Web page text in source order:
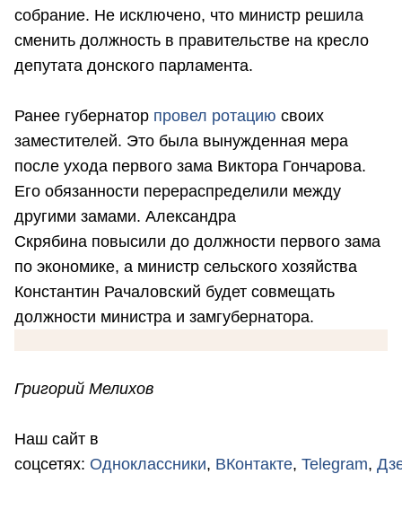
собрание. Не исключено, что министр решила
сменить должность в правительстве на кресло
депутата донского парламента.
Ранее губернатор провел ротацию своих
заместителей. Это была вынужденная мера
после ухода первого зама Виктора Гончарова.
Его обязанности перераспределили между
другими замами. Александра
Скрябина повысили до должности первого зама
по экономике, а министр сельского хозяйства
Константин Рачаловский будет совмещать
должности министра и замгубернатора.
Григорий Мелихов
Наш сайт в
соцсетях: Одноклассники, ВКонтакте, Telegram,